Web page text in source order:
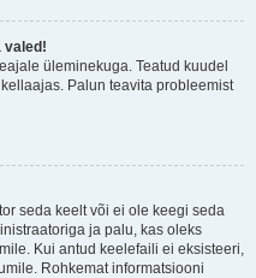
valed!
üleminekuga. Teatud kuudel
Palun teavita probleemist
seda keelt või ei ole keegi seda
ja palu, kas oleks
Kui antud keelefaili ei eksisteeri,
Rohkemat informatsiooni